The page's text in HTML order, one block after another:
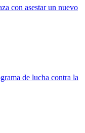
con asestar un nuevo
de lucha contra la